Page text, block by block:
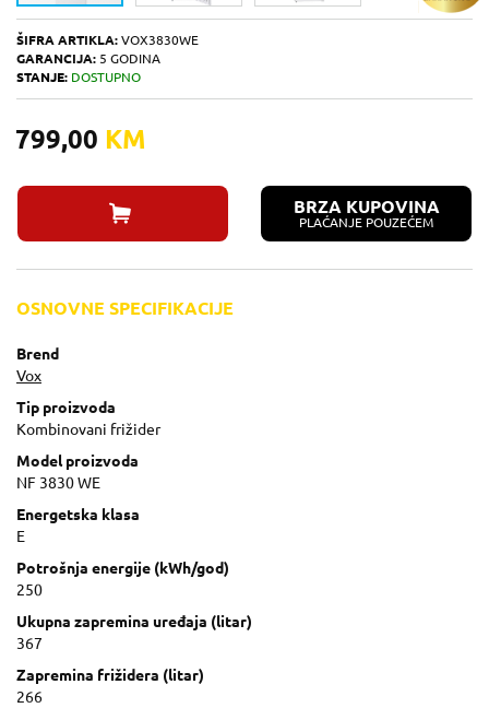
ŠIFRA ARTIKLA: VOX3830WE
GARANCIJA: 5 GODINA
STANJE: DOSTUPNO
799,00 KM
BRZA KUPOVINA
PLAĆANJE POUZEĆEM
OSNOVNE SPECIFIKACIJE
Brend
Vox
Tip proizvoda
Kombinovani frižider
Model proizvoda
NF 3830 WE
Energetska klasa
E
Potrošnja energije (kWh/god)
250
Ukupna zapremina uređaja (litar)
367
Zapremina frižidera (litar)
266